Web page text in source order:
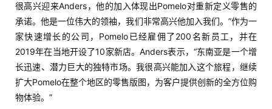
很高兴迎来Anders，他的加入体现出Pomelo对重新定义零售的
承诺。他是一位伟大的领袖，我们非常高兴他加入我们。”作为一
家快速增长的公司，Pomelo已经雇佣了200名新员工，并在
2019年在当地开设了10家新店。Anders表示，“东南亚是一个增
长迅速、潜力巨大的独特市场。我很高兴能加入这个旅程，继续
扩大Pomelo在整个地区的零售版图，为客户提供创新的全方位购
物体验。”